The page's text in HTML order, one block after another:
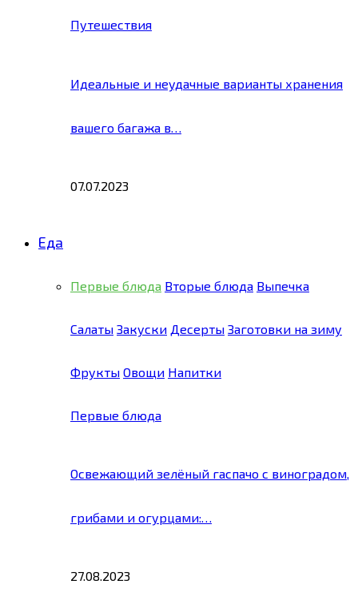
Путешествия
Идеальные и неудачные варианты хранения
вашего багажа в…
07.07.2023
Еда
Первые блюда Вторые блюда Выпечка
Салаты Закуски Десерты Заготовки на зиму
Фрукты Овощи Напитки
Первые блюда
Освежающий зелёный гаспачо с виноградом,
грибами и огурцами:…
27.08.2023